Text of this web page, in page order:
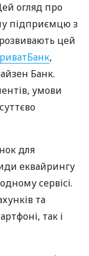
огляд про
підприємцю з
цей
,
Банк.
умови
для
еквайрингу
сервісі.
та
так і